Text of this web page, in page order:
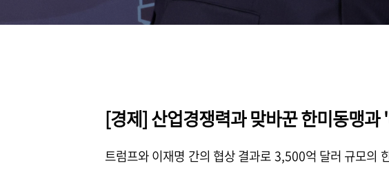
[경제] 산업경쟁력과 맞바꾼 한미동맹과
트럼프와 이재명 간의 협상 결과로 3,500억 달러 규모의